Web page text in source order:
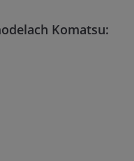
Komatsu: